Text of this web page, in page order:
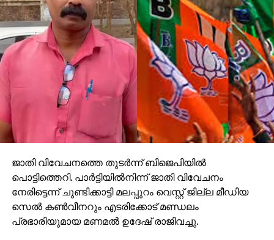
ജാതി വിവേചനത്തെ തുടര്‍ന്ന് ബിജെപിയില്‍
പൊട്ടിത്തെറി. പാര്‍ട്ടിയില്‍നിന്ന് ജാതി വിവേചനം
നേരിട്ടെന്ന് ചൂണ്ടിക്കാട്ടി മലപ്പുറം വെസ്റ്റ് ജില്ല മീഡിയ
സെല്‍ കണ്‍വീനറും എടരിക്കോട് മണ്ഡലം
പ്രഭാരിയുമായ മണമല്‍ ഉദേഷ് രാജിവച്ചു.